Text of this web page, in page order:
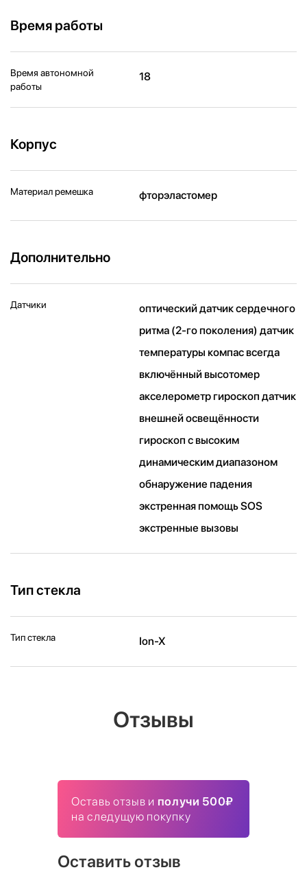
Время работы
Время автономной
работы
18
Корпус
Материал ремешка фторэластомер
Дополнительно
Датчики
оптический датчик сердечного
ритма (2‑го поколения) датчик
температуры компас всегда
включённый высотомер
акселерометр гироскоп датчик
внешней освещённости
гироскоп с высоким
динамическим диапазоном
обнаружение падения
экстренная помощь SOS
экстренные вызовы
Тип стекла
Тип стекла Ion-X
Отзывы
Оставь отзыв и получи 500₽
на следущую покупку
Оставить отзыв